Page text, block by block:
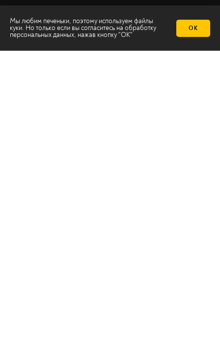
Мы любим печеньки, поэтому используем файлы
куки. Но только если вы согласитесь на обработку
персональных данных, нажав кнопку "ОК"
ОК